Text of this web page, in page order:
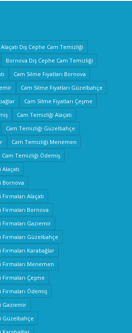
Alaçatı Dış Cephe Cam Temizliği
Bornova Dış Cephe Cam Temizliği
Cam Silme Fiyatları Bornova
Cam Silme Fiyatları Güzelbahçe
Cam Silme Fiyatları Çeşme
Cam Temizliği Alaçatı
Cam Temizliği Güzelbahçe
Cam Temizliği Menemen
Cam Temizliği Ödemiş
Bornova
Alaçatı
Firmaları Bornova
Firmaları Gaziemir
Firmaları Güzelbahçe
Firmaları Karabağlar
Firmaları Menemen
Firmaları Çeşme
Firmaları Ödemiş
Gaziemir
Güzelbahçe